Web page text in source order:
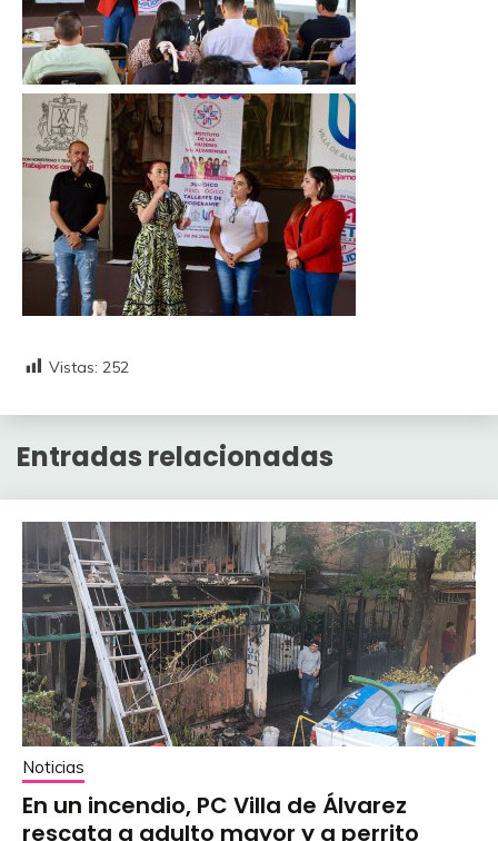
Vistas: 252
Entradas relacionadas
Noticias
En un incendio, PC Villa de Álvarez
‎rescata a adulto mayor y a perrito